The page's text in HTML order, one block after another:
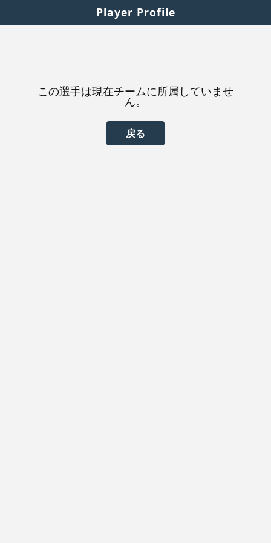
Player Profile
この選手は現在チームに所属していませ
ん。
戻る